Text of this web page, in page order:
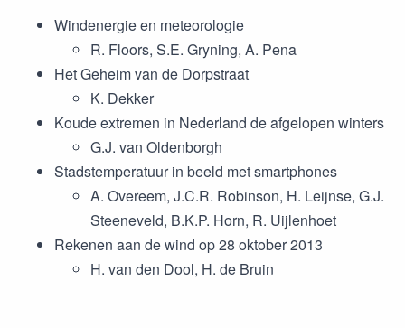
Windenergie en meteorologie
R. Floors, S.E. Gryning, A. Pena
Het Geheim van de Dorpstraat
K. Dekker
Koude extremen in Nederland de afgelopen winters
G.J. van Oldenborgh
Stadstemperatuur in beeld met smartphones
A. Overeem, J.C.R. Robinson, H. Leijnse, G.J.
Steeneveld, B.K.P. Horn, R. Uijlenhoet
Rekenen aan de wind op 28 oktober 2013
H. van den Dool, H. de Bruin